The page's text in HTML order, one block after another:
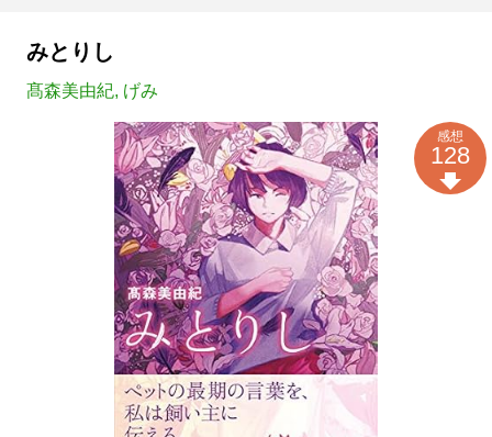
みとりし
髙森美由紀, げみ
感想
128